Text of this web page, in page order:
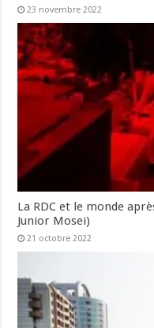
23 novembre 2022
La RDC et le monde
Junior Mosei)
21 octobre 2022